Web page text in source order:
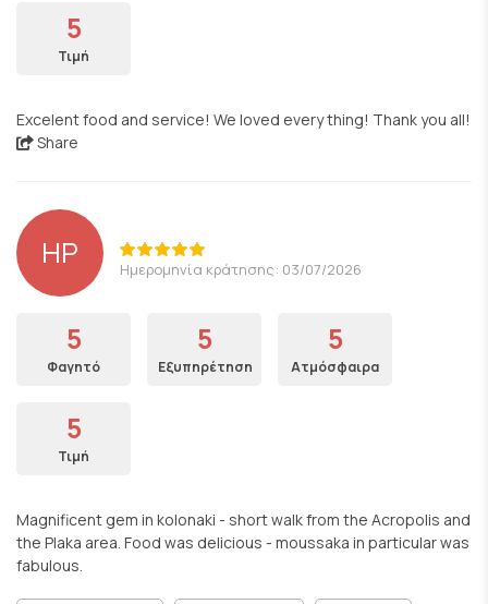
5
Τιμή
Excelent food and service! We loved every thing! Thank you all!
Share
HP Ημερομηνία κράτησης: 03/07/2026
5
Φαγητό
5
Εξυπηρέτηση
5
Ατμόσφαιρα
5
Τιμή
Magnificent gem in kolonaki - short walk from the Acropolis and
the Plaka area. Food was delicious - moussaka in particular was
fabulous.